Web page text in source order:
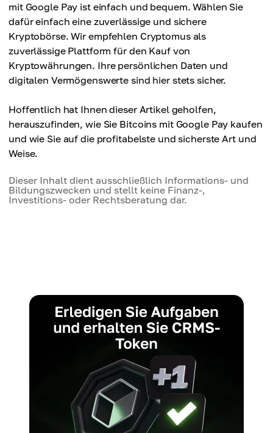
mit Google Pay ist einfach und bequem. Wählen Sie
dafür einfach eine zuverlässige und sichere
Kryptobörse. Wir empfehlen Cryptomus als
zuverlässige Plattform für den Kauf von
Kryptowährungen. Ihre persönlichen Daten und
digitalen Vermögenswerte sind hier stets sicher.
Hoffentlich hat Ihnen dieser Artikel geholfen,
herauszufinden, wie Sie Bitcoins mit Google Pay kaufen
und wie Sie auf die profitabelste und sicherste Art und
Weise.
Dieser Inhalt dient ausschließlich Informations- und
Bildungszwecken und stellt keine Finanz-,
Investitions- oder Rechtsberatung dar.